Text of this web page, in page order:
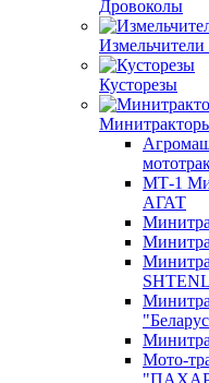
Дровоколы
Измельчители
Кусторезы
МТ-1
АГАТ
Мото-